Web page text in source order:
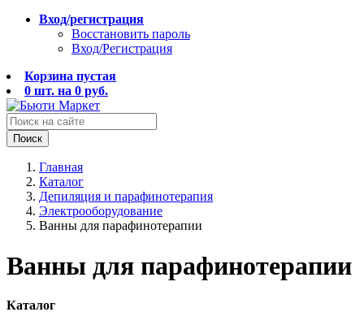
Вход/регистрация
Восстановить пароль
Вход/Регистрация
Корзина пустая
0 шт. на 0 руб.
Поиск
Главная
Каталог
Депиляция и парафинотерапия
Электрооборудование
Ванны для парафинотерапии
Ванны для парафинотерапии
Каталог